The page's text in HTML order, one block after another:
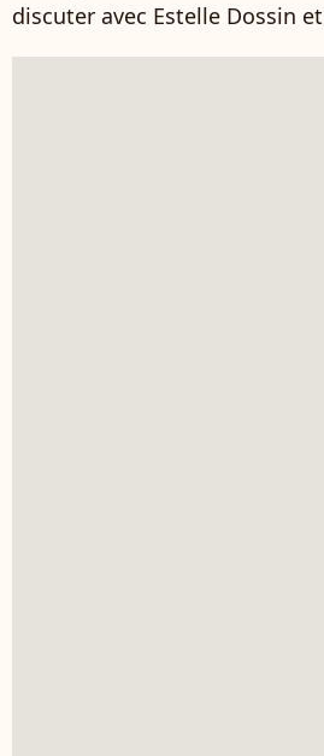
discuter avec Estelle Dossin